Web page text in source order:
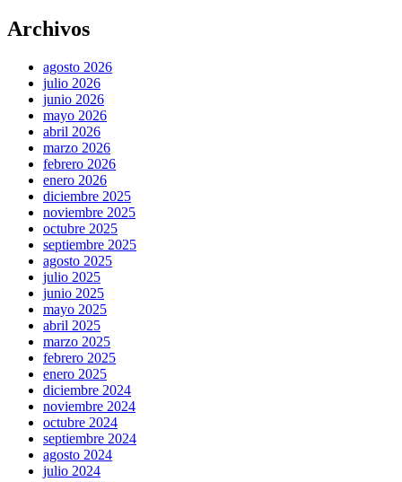
Archivos
agosto 2026
julio 2026
junio 2026
mayo 2026
abril 2026
marzo 2026
febrero 2026
enero 2026
diciembre 2025
noviembre 2025
octubre 2025
septiembre 2025
agosto 2025
julio 2025
junio 2025
mayo 2025
abril 2025
marzo 2025
febrero 2025
enero 2025
diciembre 2024
noviembre 2024
octubre 2024
septiembre 2024
agosto 2024
julio 2024